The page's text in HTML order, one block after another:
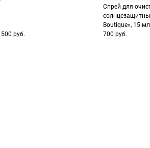
500 руб.
Спрей для
Boutique», 15
700 руб.